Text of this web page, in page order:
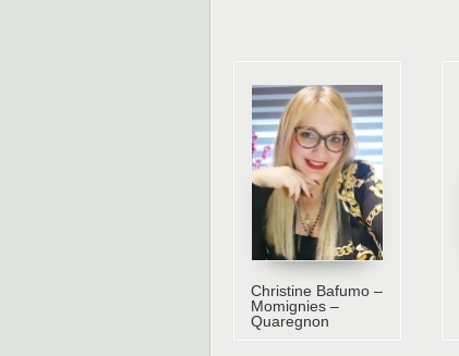
Christine Bafumo –
Momignies –
Quaregnon